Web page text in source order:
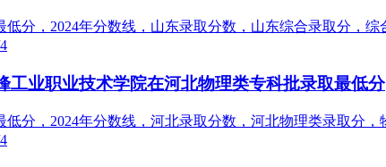
工业职业技术学院在河北物理类专科批录取最低分